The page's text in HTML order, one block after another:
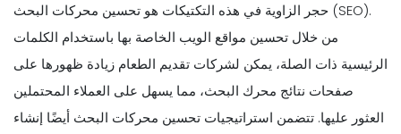
حجر الزاوية في هذه التكتيكات هو تحسين محركات البحث (SEO).
من خلال تحسين مواقع الويب الخاصة بها باستخدام الكلمات
الرئيسية ذات الصلة، يمكن لشركات تقديم الطعام زيادة ظهورها على
صفحات نتائج محرك البحث، مما يسهل على العملاء المحتملين
العثور عليها. تتضمن استراتيجيات تحسين محركات البحث أيضًا إنشاء